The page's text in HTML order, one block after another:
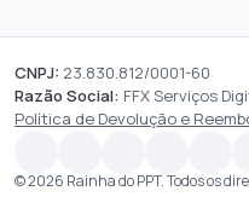
CNPJ: 23.830.812/0001-60
Razão Social: FFX Serviços
Política de Devolução e
© 2026 Rainha do PPT. Todos os